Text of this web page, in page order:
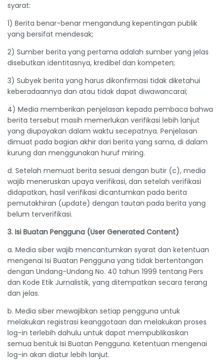
syarat:
1) Berita benar-benar mengandung kepentingan publik
yang bersifat mendesak;
2) Sumber berita yang pertama adalah sumber yang jelas
disebutkan identitasnya, kredibel dan kompeten;
3) Subyek berita yang harus dikonfirmasi tidak diketahui
keberadaannya dan atau tidak dapat diwawancarai;
4) Media memberikan penjelasan kepada pembaca bahwa
berita tersebut masih memerlukan verifikasi lebih lanjut
yang diupayakan dalam waktu secepatnya. Penjelasan
dimuat pada bagian akhir dari berita yang sama, di dalam
kurung dan menggunakan huruf miring.
d. Setelah memuat berita sesuai dengan butir (c), media
wajib meneruskan upaya verifikasi, dan setelah verifikasi
didapatkan, hasil verifikasi dicantumkan pada berita
pemutakhiran (update) dengan tautan pada berita yang
belum terverifikasi.
3. Isi Buatan Pengguna (User Generated Content)
a. Media siber wajib mencantumkan syarat dan ketentuan
mengenai Isi Buatan Pengguna yang tidak bertentangan
dengan Undang-Undang No. 40 tahun 1999 tentang Pers
dan Kode Etik Jurnalistik, yang ditempatkan secara terang
dan jelas.
b. Media siber mewajibkan setiap pengguna untuk
melakukan registrasi keanggotaan dan melakukan proses
log-in terlebih dahulu untuk dapat mempublikasikan
semua bentuk Isi Buatan Pengguna. Ketentuan mengenai
log-in akan diatur lebih lanjut.